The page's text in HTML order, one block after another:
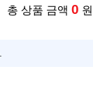
총 상품 금액 0 원